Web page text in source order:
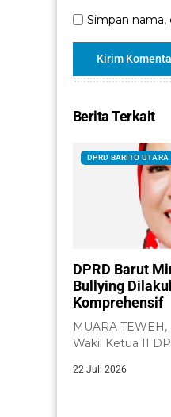
Simpan nama,
Berita Terkait
DPRD BARITO UTARA
DPRD Barut
Bullying
Komprehensif
MUARA
Wakil Ketua II
22 Juli 2026